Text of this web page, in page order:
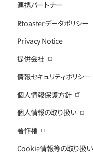
連携パートナー
Rtoasterデータポリシー
Privacy Notice
提供会社
情報セキュリティポリシー
個人情報保護方針
個人情報の取り扱い
著作権
Cookie情報等の取り扱い